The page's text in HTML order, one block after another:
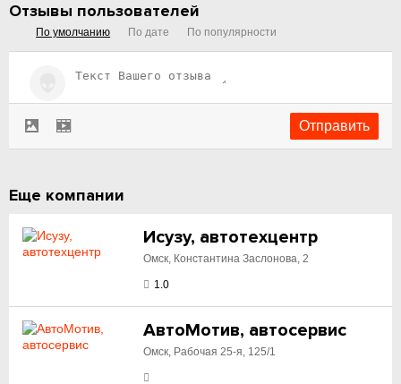
Отзывы пользователей
По умолчанию По дате По популярности
Еще компании
Исузу, автотехцентр
Омск, Константина Заслонова, 2
1.0
АвтоМотив, автосервис
Омск, Рабочая 25-я, 125/1